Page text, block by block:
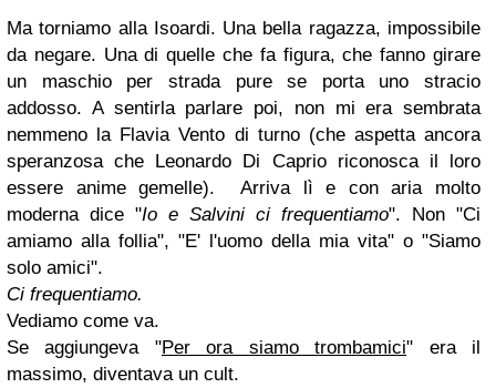
Ma torniamo alla Isoardi. Una bella ragazza, impossibile
da negare. Una di quelle che fa figura, che fanno girare
un maschio per strada pure se porta uno stracio
addosso. A sentirla parlare poi, non mi era sembrata
nemmeno la Flavia Vento di turno (che aspetta ancora
speranzosa che Leonardo Di Caprio riconosca il loro
essere anime gemelle). Arriva lì e con aria molto
moderna dice "Io e Salvini ci frequentiamo". Non "Ci
amiamo alla follia", "E' l'uomo della mia vita" o "Siamo
solo amici".
Ci frequentiamo.
Vediamo come va.
Se aggiungeva "Per ora siamo trombamici" era il
massimo, diventava un cult.